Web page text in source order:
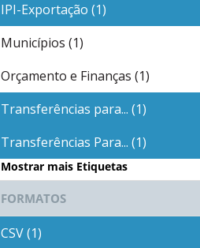
IPI-Exportação (1)
Municípios (1)
Orçamento e Finanças (1)
Transferências para... (1)
Transferências Para... (1)
Mostrar mais Etiquetas
FORMATOS
CSV (1)